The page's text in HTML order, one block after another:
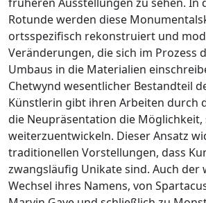
Rotunde werden diese
ortsspezifisch rekonstruiert und
Veränderungen, die sich im Prozess
Umbaus in die Materialien
Chetwynd wesentlicher Bestandteil
Künstlerin gibt ihren Arbeiten durch
die Neupräsentation die
weiterzuentwickeln. Dieser Ansatz
traditionellen Vorstellungen, dass
zwangsläufig Unikate sind. Auch der
Wechsel ihres Namens, von